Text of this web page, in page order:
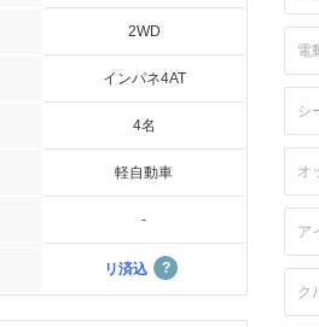
2WD
インパネ4AT
4名
軽自動車
-
リ済込
電
シ
オ
ア
ク